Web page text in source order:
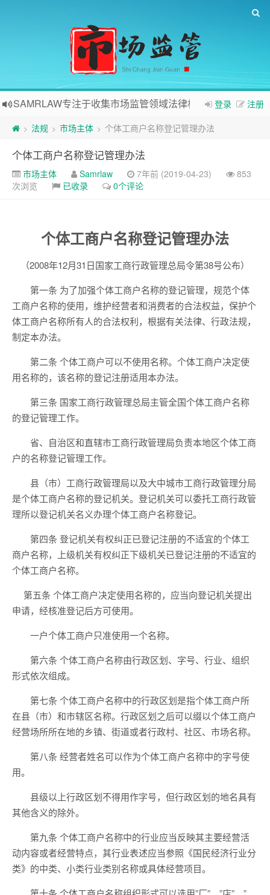
登录 注册
SAMRLAW专注于收集市场监管领域法律相关内容
> 法规 > 市场主体 > 个体工商户名称登记管理办法
个体工商户名称登记管理办法
市场主体 Samrlaw 7年前 (2019-04-23)
853
次浏览
已收录 0个评论
个体工商户名称登记管理办法
（2008年12月31日国家工商行政管理总局令第38号公布）
第一条 为了加强个体工商户名称的登记管理，规范个体
工商户名称的使用，维护经营者和消费者的合法权益，保护个
体工商户名称所有人的合法权利，根据有关法律、行政法规，
制定本办法。
第二条 个体工商户可以不使用名称。个体工商户决定使
用名称的，该名称的登记注册适用本办法。
第三条 国家工商行政管理总局主管全国个体工商户名称
的登记管理工作。
省、自治区和直辖市工商行政管理局负责本地区个体工商
户的名称登记管理工作。
县（市）工商行政管理局以及大中城市工商行政管理分局
是个体工商户名称的登记机关。登记机关可以委托工商行政管
理所以登记机关名义办理个体工商户名称登记。
第四条 登记机关有权纠正已登记注册的不适宜的个体工
商户名称，上级机关有权纠正下级机关已登记注册的不适宜的
个体工商户名称。
第五条 个体工商户决定使用名称的，应当向登记机关提出
申请，经核准登记后方可使用。
一户个体工商户只准使用一个名称。
第六条 个体工商户名称由行政区划、字号、行业、组织
形式依次组成。
第七条 个体工商户名称中的行政区划是指个体工商户所
在县（市）和市辖区名称。行政区划之后可以缀以个体工商户
经营场所所在地的乡镇、街道或者行政村、社区、市场名称。
第八条 经营者姓名可以作为个体工商户名称中的字号使
用。
县级以上行政区划不得用作字号，但行政区划的地名具有
其他含义的除外。
第九条 个体工商户名称中的行业应当反映其主要经营活
动内容或者经营特点，其行业表述应当参照《国民经济行业分
类》的中类、小类行业类别名称或具体经营项目。